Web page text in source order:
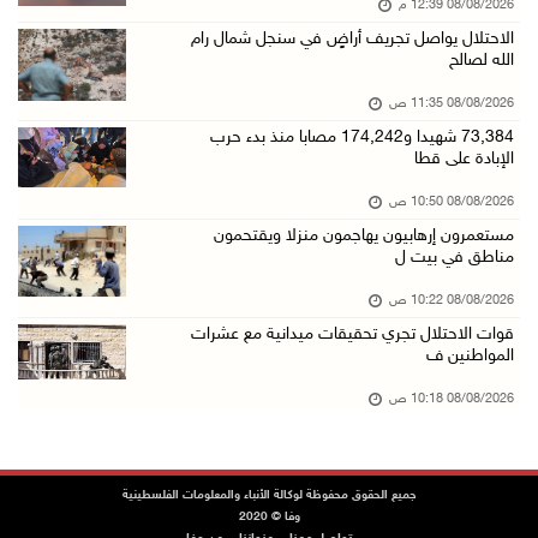
تقرير: خطاب الكراهية والتحريض يتصاعد في أوساط ...
3 إصابات برصاص الاحتلال شمال خان يونس
08/آب/2026 09:09 ص
ارتفاع أسعار النفط
08/آب/2026 08:21 ص
حالة الطقس: ارتفاع طفيف وموجة حر شديدة اعتبار ...
تواصل انتهاكات الاحتلال والمستعمرين: إصابات و ...
08/08/2026 12:39 م
الاحتلال يواصل تجريف أراضٍ في سنجل شمال رام
الله لصالح
08/08/2026 11:35 ص
73,384 شهيدا و174,242 مصابا منذ بدء حرب
الإبادة على قطا
08/08/2026 10:50 ص
مستعمرون إرهابيون يهاجمون منزلا ويقتحمون
مناطق في بيت ل
08/08/2026 10:22 ص
قوات الاحتلال تجري تحقيقات ميدانية مع عشرات
المواطنين ف
08/08/2026 10:18 ص
جميع الحقوق محفوظة لوكالة الأنباء والمعلومات الفلسطينية
وفا © 2020